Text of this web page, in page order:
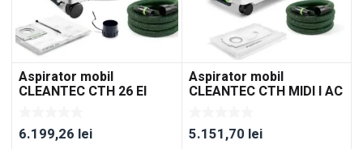
Aspirator mobil
CLEANTEC CTH 26 EI
6.199,26 lei
Aspirator mobil
CLEANTEC CTH MIDI I AC
5.151,70 lei